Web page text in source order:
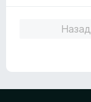
Назад